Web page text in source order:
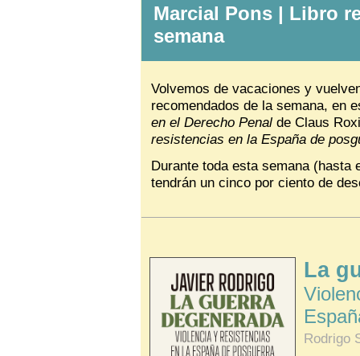
Marcial Pons | Libro
semana
Volvemos de vacaciones y
recomendados de la semana, en
en el Derecho Penal de Claus
resistencias en la España de
Durante toda esta semana (hasta
tendrán un cinco por ciento de
La
Rodrigo